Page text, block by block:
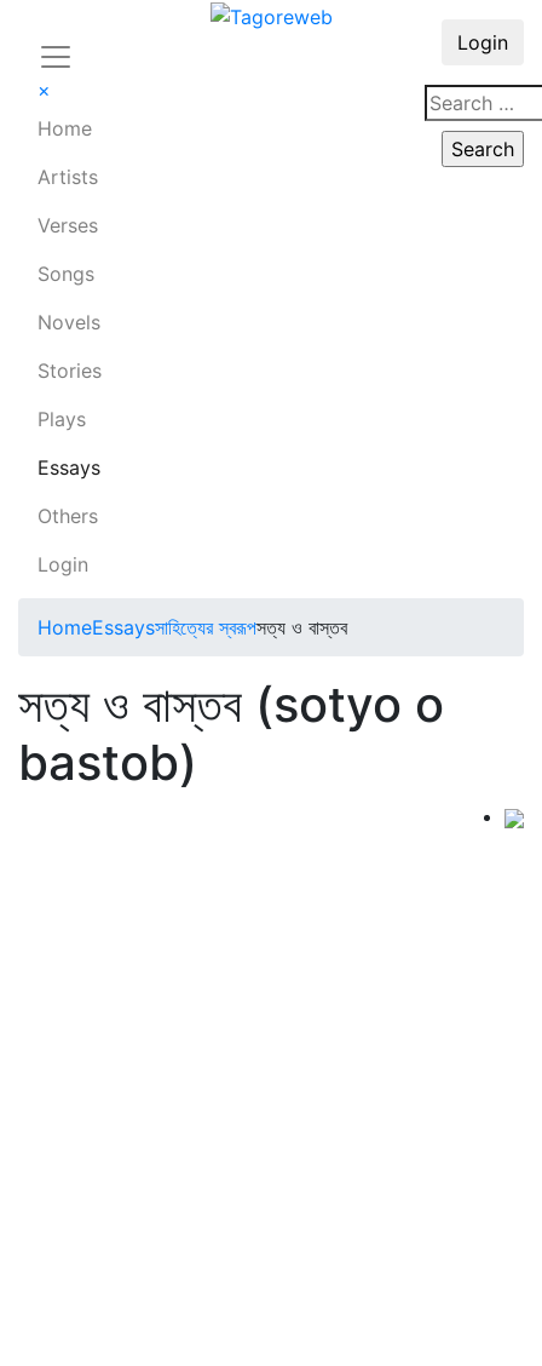
×
Home
Artists
Verses
Songs
Novels
Stories
Plays
Essays
Others
Login
Login
HomeEssaysসাহিত্যের স্বরূপসত্য ও বাস্তব
সত্য ও বাস্তব (sotyo o
bastob)